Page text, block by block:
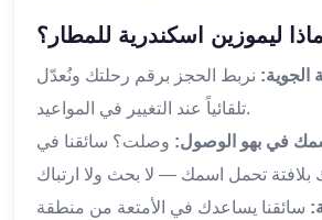
ليموزين اسكندرية للمطار؟
الجوية: نربط الحجز برقم رحلتك ونُعدّل
تلقائياً عند التغيير في المواعيد.
في بهو الوصول: وصلت؟ سائقنا في
سائقنا يساعدك في الأمتعة من منطقة